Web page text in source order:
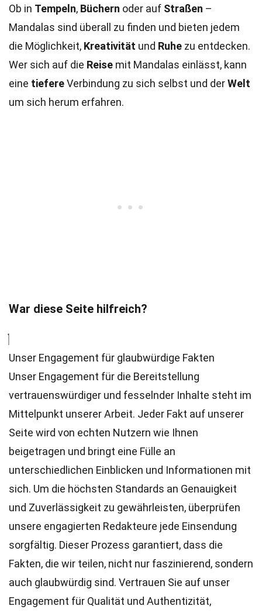
Ob in Tempeln, Büchern oder auf Straßen –
Mandalas sind überall zu finden und bieten jedem
die Möglichkeit, Kreativität und Ruhe zu entdecken.
Wer sich auf die Reise mit Mandalas einlässt, kann
eine tiefereVerbindung zu sich selbst und derWelt
um sich herum erfahren.
War diese Seite hilfreich?
Unser Engagement für glaubwürdige Fakten
Unser Engagement für die Bereitstellung
vertrauenswürdiger und fesselnder Inhalte steht im
Mittelpunkt unserer Arbeit. Jeder Fakt auf unserer
Seite wird von echten Nutzern wie Ihnen
beigetragen und bringt eine Fülle an
unterschiedlichen Einblicken und Informationen mit
sich. Um die höchsten Standards an Genauigkeit
und Zuverlässigkeit zu gewährleisten, überprüfen
unsere engagierten Redakteure jede Einsendung
sorgfältig. Dieser Prozess garantiert, dass die
Fakten, die wir teilen, nicht nur faszinierend, sondern
auch glaubwürdig sind. Vertrauen Sie auf unser
Engagement für Qualität und Authentizität,